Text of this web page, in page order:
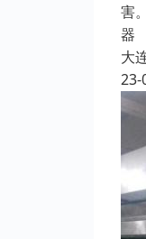
害
器
大
23-